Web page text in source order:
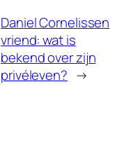
Daniel Cornelissen
vriend: wat is
bekend over zijn
privéleven? →